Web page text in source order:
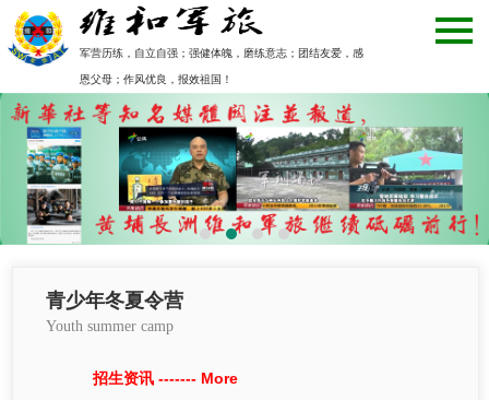
军营历练，自立自强；强健体魄，磨练意志；团结友爱，感
恩父母；作风优良，报效祖国！
青少年冬夏令营
Youth summer camp
招生资讯 ------- More